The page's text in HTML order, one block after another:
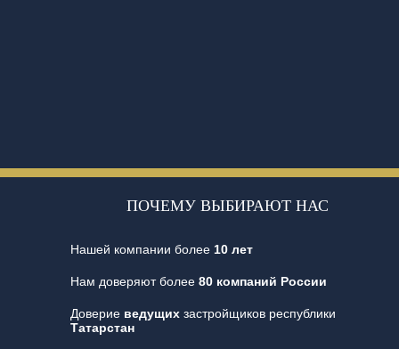
ПОЧЕМУ ВЫБИРАЮТ НАС
Нашей компании более 10 лет
Нам доверяют более 80 компаний России
Доверие ведущихзастройщиков республики
Татарстан